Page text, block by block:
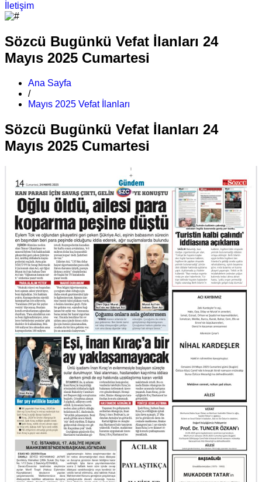
İletişim
Sözcü Bugünkü Vefat İlanları 24
Mayıs 2025 Cumartesi
Ana Sayfa
/
Mayıs 2025 Vefat İlanları
Sözcü Bugünkü Vefat İlanları 24
Mayıs 2025 Cumartesi